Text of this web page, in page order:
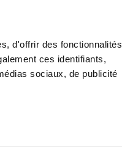
d'offrir des fonctionnalités
ces identifiants,
sociaux, de publicité